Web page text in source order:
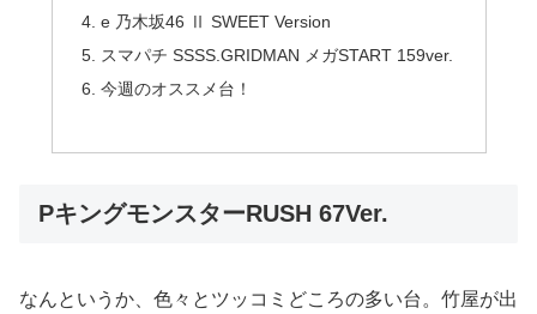
e 乃木坂46 Ⅱ SWEET Version
スマパチ SSSS.GRIDMAN メガSTART 159ver.
今週のオススメ台！
PキングモンスターRUSH 67Ver.
なんというか、色々とツッコミどころの多い台。竹屋が出